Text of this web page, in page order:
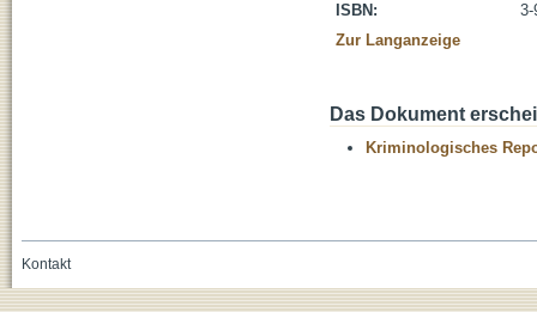
ISBN:
3-
Zur Langanzeige
Das Dokument
Kriminologisches
Kontakt